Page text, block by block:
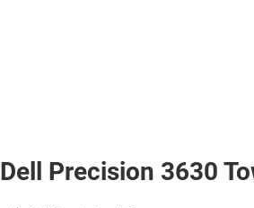
Dell Precision 3630